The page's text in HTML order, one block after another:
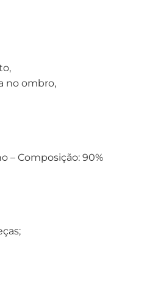
no ombro,
– Composição: 90%